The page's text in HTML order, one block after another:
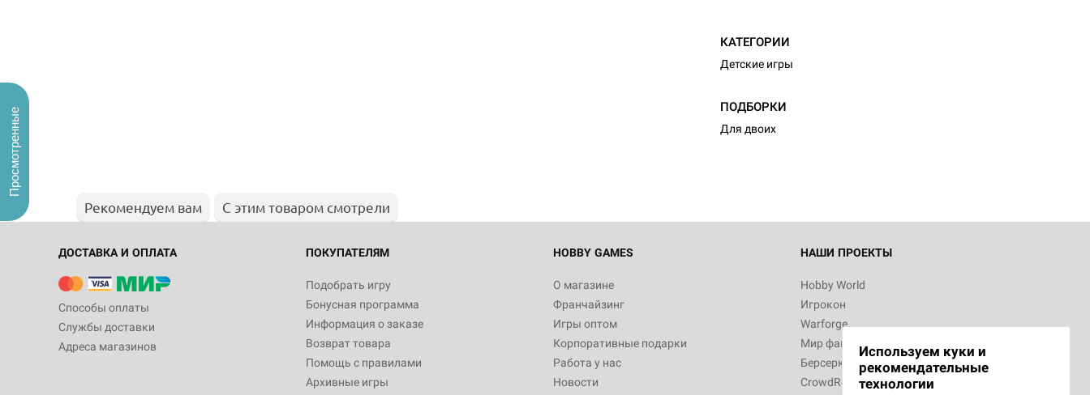
КАТЕГОРИИ
Детские игры
ПОДБОРКИ
Для двоих
Рекомендуем вам С этим товаром смотрели
ДОСТАВКА И ОПЛАТА
Способы оплаты
Службы доставки
Адреса магазинов
ПОКУПАТЕЛЯМ
Подобрать игру
Бонусная программа
Информация о заказе
Возврат товара
Помощь с правилами
Архивные игры
HOBBY GAMES
О магазине
Франчайзинг
Игры оптом
Корпоративные подарки
Работа у нас
Новости
НАШИ ПРОЕКТЫ
Hobby World
Игрокон
Warforge
Мир фантастики
Берсерк
CrowdRepublic
Используем куки и
рекомендательные
технологии
Просмотренные
Настольная игра Hobby World Журнал
"Мир фантастики. Спецвыпуск: Братья
империи: Боевая тревога
799
Настольная игра Hobby World Сумерки
империи. Четвёртая редакция: Грозовой
Рубеж
12 990